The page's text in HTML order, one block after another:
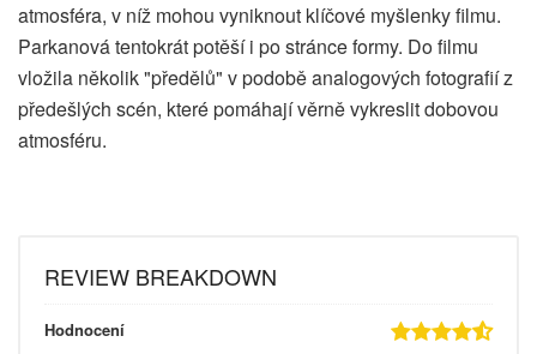
atmosféra, v níž mohou vyniknout klíčové myšlenky filmu.
Parkanová tentokrát potěší i po stránce formy. Do filmu
vložila několik "předělů" v podobě analogových fotografií z
předešlých scén, které pomáhají věrně vykreslit dobovou
atmosféru.
REVIEW BREAKDOWN
Hodnocení